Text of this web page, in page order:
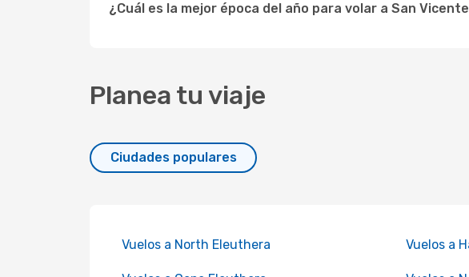
¿Cuál es la mejor época del año para volar a San
Planea tu viaje
Ciudades populares
Vuelos a North Eleuthera Vuelos a